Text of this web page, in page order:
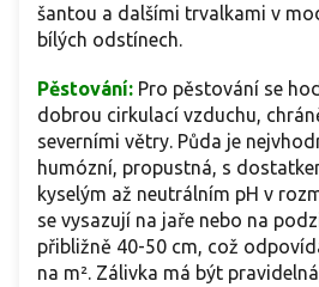
šantou a dalšími trvalkami v
bílých odstínech.
Pěstování: Pro pěstování se
dobrou cirkulací vzduchu,
severními větry. Půda je
humózní, propustná, s
kyselým až neutrálním pH v
se vysazují na jaře nebo na
přibližně 40-50 cm, což
na m². Zálivka má být